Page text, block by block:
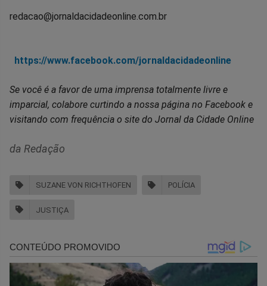
redacao@jornaldacidadeonline.com.br
https://www.facebook.com/jornaldacidadeonline
Se você é a favor de uma imprensa totalmente livre e
imparcial, colabore curtindo a nossa página no Facebook e
visitando com frequência o site do Jornal da Cidade Online
da Redação
SUZANE VON RICHTHOFEN POLÍCIA
JUSTIÇA